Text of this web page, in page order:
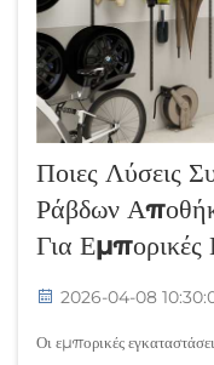
Ποιες Λύσεις
Ράβδων
Για Εμπορικές
2026-04-08
Οι εμπορικές